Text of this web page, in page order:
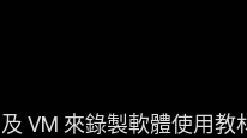
VM 來錄製軟體使用教